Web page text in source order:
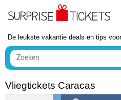
De leukste vakantie deals en tips
Vliegtickets Caracas